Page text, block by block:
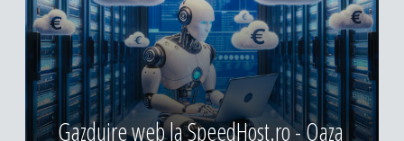
Gazduire web la SpeedHost.ro - Oaza